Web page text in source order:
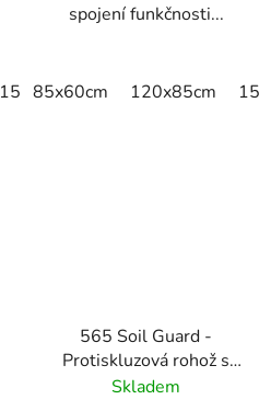
150x85cm 175x115cm
spojení funkčnosti...
85x60cm 120x85cm
565 Soil Guard -
Protiskluzová rohož s
rýhovaným povrchem
Skladem